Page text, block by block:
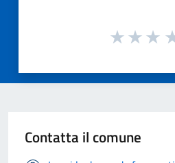
Contatta il comune